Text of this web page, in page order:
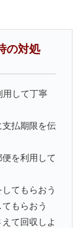
の対処
用して丁寧
支払期限を伝
を利用して
てもらおう
もらおう
て回収しよ